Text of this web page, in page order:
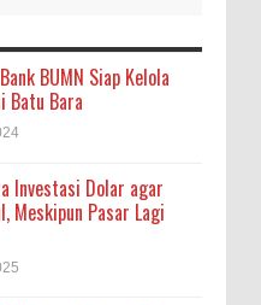
BUMN Siap Kelola
Batu Bara
Investasi Dolar agar
Meskipun Pasar Lagi